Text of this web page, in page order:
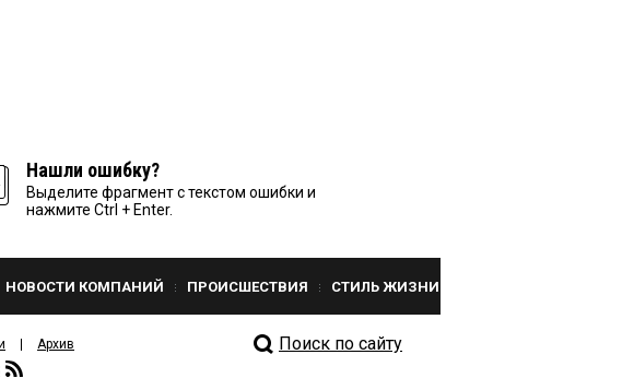
Нашли ошибку?
Выделите фрагмент с текстом ошибки и
нажмите Ctrl + Enter.
НОВОСТИ КОМПАНИЙ ПРОИСШЕСТВИЯ СТИЛЬ ЖИЗНИ
Архив
Поиск по сайту